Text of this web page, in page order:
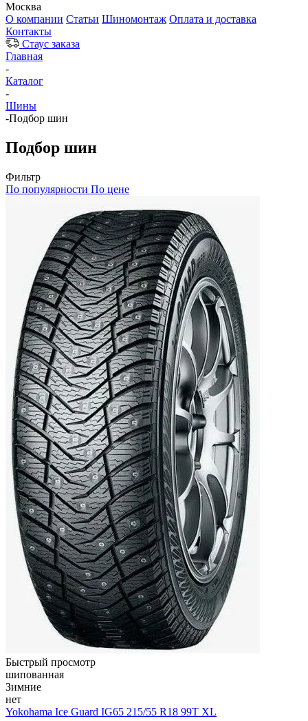
Москва
О компании Статьи Шиномонтаж Оплата и доставка
Контакты
Стаус заказа
Главная
-
Каталог
-
Шины
-Подбор шин
Подбор шин
Фильтр
По популярности По цене
Быстрый просмотр
шипованная
Зимние
нет
Yokohama Ice Guard IG65 215/55 R18 99T XL